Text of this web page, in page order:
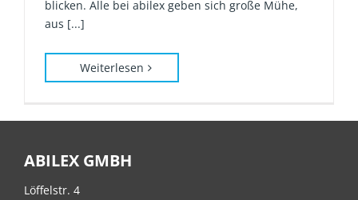
blicken. Alle bei abilex geben sich große Mühe,
aus [...]
Weiterlesen
ABILEX GMBH
Löffelstr. 4